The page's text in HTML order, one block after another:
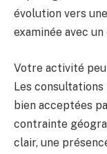
évolution vers
examinée avec
Votre activité
Les
bien acceptées
contrainte
clair, une